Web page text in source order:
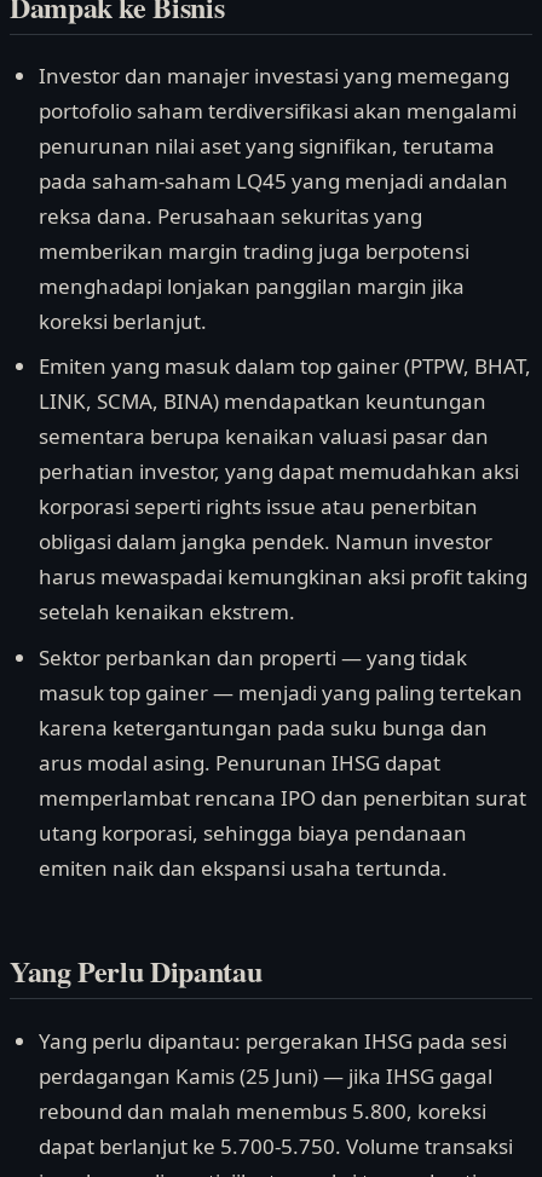
Investor dan manajer investasi yang memegang
portofolio saham terdiversifikasi akan mengalami
penurunan nilai aset yang signifikan, terutama
pada saham-saham LQ45 yang menjadi andalan
reksa dana. Perusahaan sekuritas yang
memberikan margin trading juga berpotensi
menghadapi lonjakan panggilan margin jika
koreksi berlanjut.
Emiten yang masuk dalam top gainer (PTPW, BHAT,
LINK, SCMA, BINA) mendapatkan keuntungan
sementara berupa kenaikan valuasi pasar dan
perhatian investor, yang dapat memudahkan aksi
korporasi seperti rights issue atau penerbitan
obligasi dalam jangka pendek. Namun investor
harus mewaspadai kemungkinan aksi profit taking
setelah kenaikan ekstrem.
Sektor perbankan dan properti — yang tidak
masuk top gainer — menjadi yang paling tertekan
karena ketergantungan pada suku bunga dan
arus modal asing. Penurunan IHSG dapat
memperlambat rencana IPO dan penerbitan surat
utang korporasi, sehingga biaya pendanaan
emiten naik dan ekspansi usaha tertunda.
Yang Perlu Dipantau
Yang perlu dipantau: pergerakan IHSG pada sesi
perdagangan Kamis (25 Juni) — jika IHSG gagal
rebound dan malah menembus 5.800, koreksi
dapat berlanjut ke 5.700-5.750. Volume transaksi